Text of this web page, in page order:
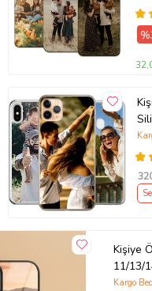
Ürün Kodu:kcm98262399
Kişiye
11/13/
Kargo